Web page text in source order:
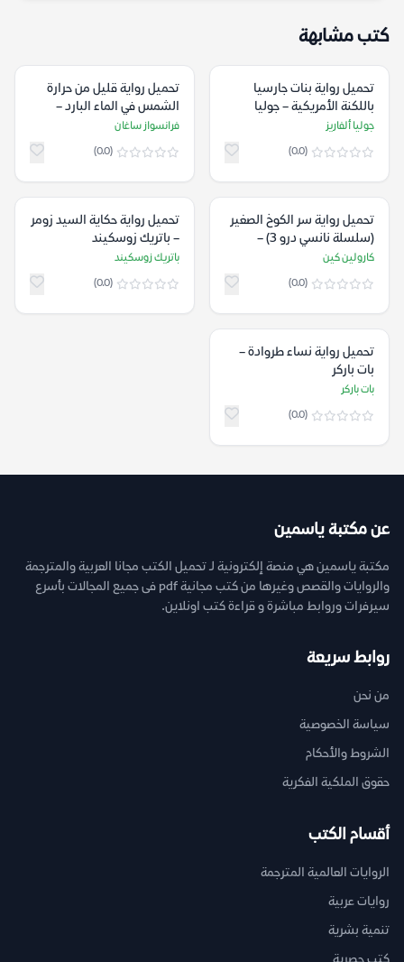
كتب مشابهة
تحميل رواية بنات جارسيا
باللكنة الأمريكية – جوليا
ألفاريز
جوليا ألفاريز
(0.0)
تحميل رواية قليل من حرارة
الشمس في الماء البارد –
فرانسواز ساغان
فرانسواز ساغان
(0.0)
تحميل رواية سر الكوخ الصغير
(سلسلة نانسي درو 3) –
كارولين كين
كارولين كين
(0.0)
تحميل رواية حكاية السيد زومر
– باتريك زوسكيند
باتريك زوسكيند
(0.0)
تحميل رواية نساء طروادة –
بات باركر
بات باركر
(0.0)
عن مكتبة ياسمين
مكتبة ياسمين هي منصة إلكترونية لـ تحميل الكتب مجانا العربية والمترجمة
والروايات والقصص وغيرها من كتب مجانية pdf فى جميع المجالات بأسرع
سيرفرات وروابط مباشرة و قراءة كتب اونلاين.
روابط سريعة
من نحن
سياسة الخصوصية
الشروط والأحكام
حقوق الملكية الفكرية
أقسام الكتب
الروايات العالمية المترجمة
روايات عربية
تنمية بشرية